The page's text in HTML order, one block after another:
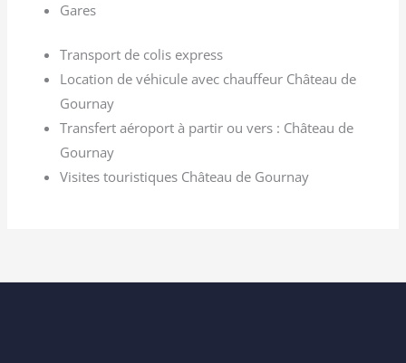
Gares
Transport de colis express
Location de véhicule avec chauffeur Château de
Gournay
Transfert aéroport à partir ou vers : Château de
Gournay
Visites touristiques Château de Gournay